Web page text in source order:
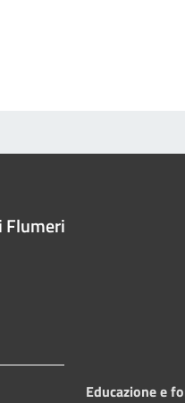
Flumeri
Educazione e